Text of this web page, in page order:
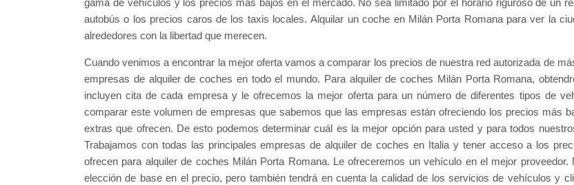
gama de vehículos y los precios más bajos en el mercado. No sea limitado por el horario riguroso de un
autobús o los precios caros de los taxis locales. Alquilar un coche en Milán Porta Romana para ver la
alrededores con la libertad que merecen.
Cuando venimos a encontrar la mejor oferta vamos a comparar los precios de nuestra red autorizada de
empresas de alquiler de coches en todo el mundo. Para alquiler de coches Milán Porta Romana,
incluyen cita de cada empresa y le ofrecemos la mejor oferta para un número de diferentes tipos de
comparar este volumen de empresas que sabemos que las empresas están ofreciendo los precios más
extras que ofrecen. De esto podemos determinar cuál es la mejor opción para usted y para todos
Trabajamos con todas las principales empresas de alquiler de coches en Italia y tener acceso a los
ofrecen para alquiler de coches Milán Porta Romana. Le ofreceremos un vehículo en el mejor proveedor.
elección de base en el precio, pero también tendrá en cuenta la calidad de los servicios de vehículos y